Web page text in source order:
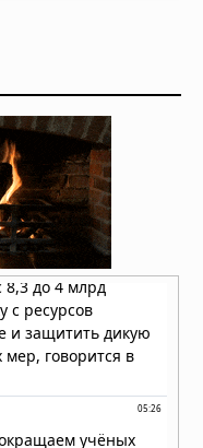
Земли
разум и решения
раскрыт: в мозге
из-за
связей,
заявил учёный